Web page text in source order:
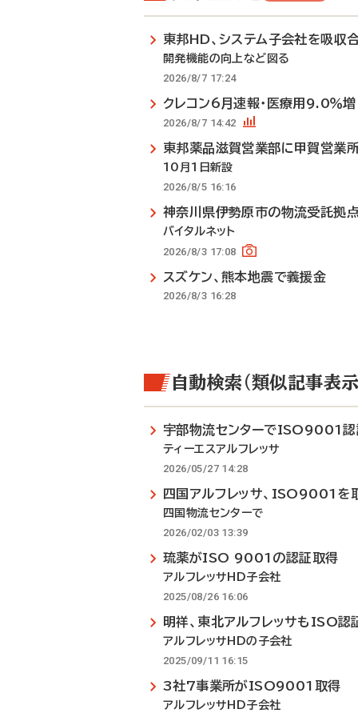
東邦HD、システム子会社を吸収
開発機能の向上など図る
2026/8/7 17:24
クレコン6月速報・医療用9.0％増
2026/8/7 14:42
東邦薬品滋賀営業部に甲賀営業
10月1日新設
2026/8/5 16:16
神奈川県伊勢原市の物流受託拠
バイタルネット
2026/8/3 17:08
スズケン、熊本地震で義援金
2026/8/3 16:28
自動検索（類似記事表示
宇部物流センターでISO9001認
ティーエスアルフレッサ
2026/05/27 14:28
四国アルフレッサ、ISO9001を
四国物流センターで
2026/02/03 13:39
琉薬がISO 9001の認証取得
アルフレッサHD子会社
2025/08/26 16:06
明祥、東北アルフレッサもISO認
アルフレッサHDの子会社
2025/09/11 16:15
3社7事業所がISO9001取得
アルフレッサHD子会社